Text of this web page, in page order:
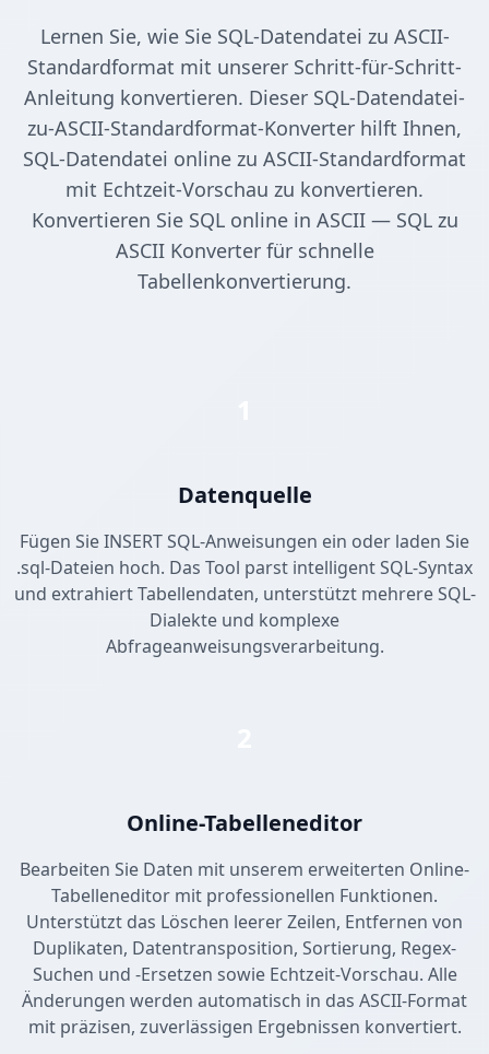
Lernen Sie, wie Sie SQL-Datendatei zu ASCII-
Standardformat mit unserer Schritt-für-Schritt-
Anleitung konvertieren. Dieser SQL-Datendatei-
zu-ASCII-Standardformat-Konverter hilft Ihnen,
SQL-Datendatei online zu ASCII-Standardformat
mit Echtzeit-Vorschau zu konvertieren.
Konvertieren Sie SQL online in ASCII — SQL zu
ASCII Konverter für schnelle
Tabellenkonvertierung.
Datenquelle
Fügen Sie INSERT SQL-Anweisungen ein oder laden Sie
.sql-Dateien hoch. Das Tool parst intelligent SQL-Syntax
und extrahiert Tabellendaten, unterstützt mehrere SQL-
Dialekte und komplexe
Abfrageanweisungsverarbeitung.
Online-Tabelleneditor
Bearbeiten Sie Daten mit unserem erweiterten Online-
Tabelleneditor mit professionellen Funktionen.
Unterstützt das Löschen leerer Zeilen, Entfernen von
Duplikaten, Datentransposition, Sortierung, Regex-
Suchen und -Ersetzen sowie Echtzeit-Vorschau. Alle
Änderungen werden automatisch in das ASCII-Format
mit präzisen, zuverlässigen Ergebnissen konvertiert.